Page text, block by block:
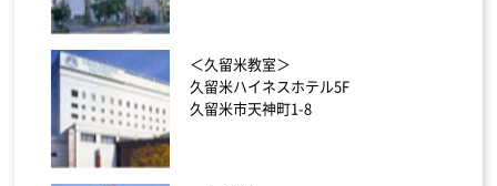
＜久留米教室＞
久留米ハイネスホテル5F
久留米市天神町1-8